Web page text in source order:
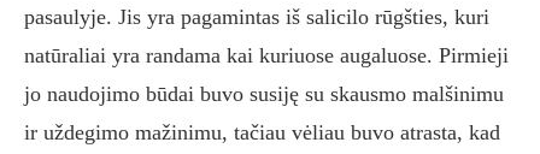
pasaulyje. Jis yra pagamintas iš salicilo rūgšties, kuri
natūraliai yra randama kai kuriuose augaluose. Pirmieji
jo naudojimo būdai buvo susiję su skausmo malšinimu
ir uždegimo mažinimu, tačiau vėliau buvo atrasta, kad